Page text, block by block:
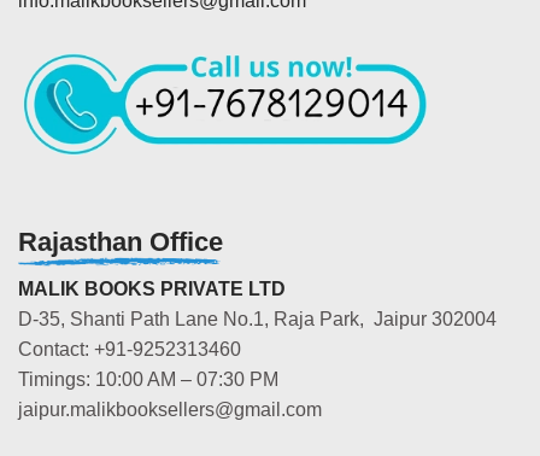
Rajasthan Office
MALIK BOOKS PRIVATE LTD
D-35, Shanti Path Lane No.1, Raja Park, Jaipur 302004
Contact: +91-9252313460
Timings: 10:00 AM – 07:30 PM
jaipur.malikbooksellers@gmail.com